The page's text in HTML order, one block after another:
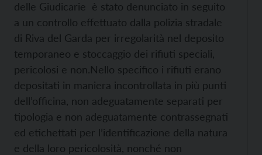
delle Giudicarie è stato denunciato in seguito
a un controllo effettuato dalla polizia stradale
di Riva del Garda per irregolarità nel deposito
temporaneo e stoccaggio dei rifiuti speciali,
pericolosi e non.Nello specifico i rifiuti erano
depositati in maniera incontrollata in più punti
dell’officina, non adeguatamente separati per
tipologia e non adeguatamente contrassegnati
ed etichettati per l’identificazione della natura
e della loro pericolosità, nonché non